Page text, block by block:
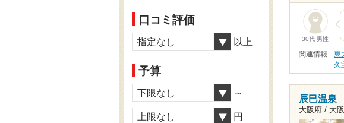
30代 男性
関連情報 東
久
辰巳温泉
大阪府 / 大
口コミ評価
指定なし 以上
予算
下限なし ～
上限なし 円